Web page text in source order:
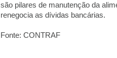
são pilares de manutenção da
renegocia as dívidas bancárias.
Fonte: CONTRAF